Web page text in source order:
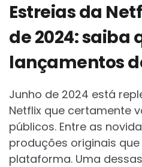
Estreias da
de 2024: saiba
lançamentos
Junho de 2024 está
Netflix que certamente
públicos. Entre as
produções originais
plataforma. Uma